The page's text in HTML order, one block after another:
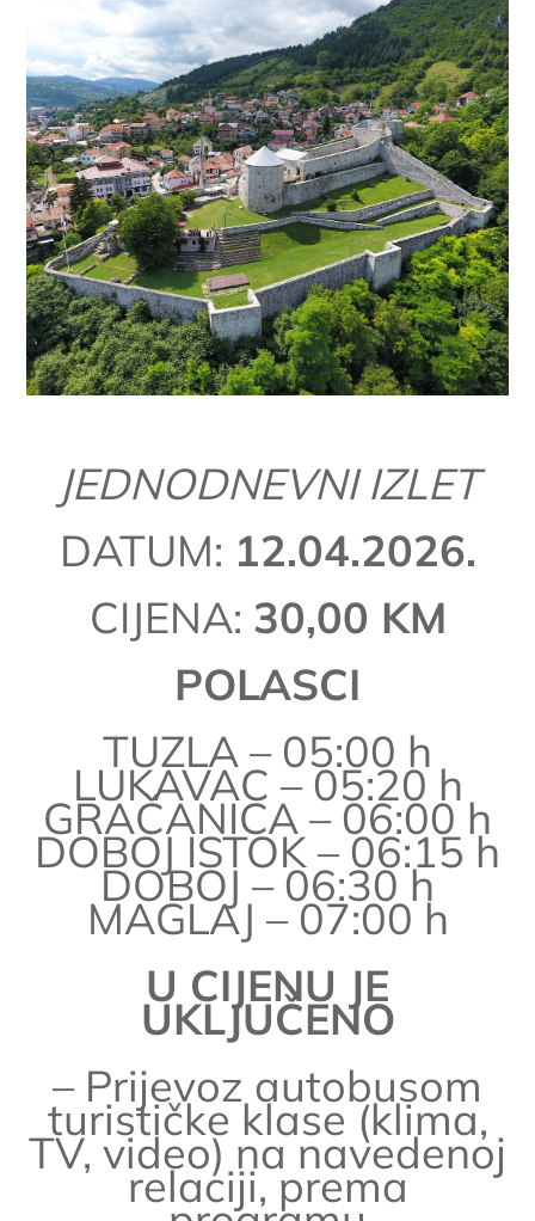
JEDNODNEVNI IZLET
DATUM: 12.04.2026.
CIJENA: 30,00 KM
POLASCI
TUZLA – 05:00 h
LUKAVAC – 05:20 h
GRAČANICA – 06:00 h
DOBOJ ISTOK – 06:15 h
DOBOJ – 06:30 h
MAGLAJ – 07:00 h
U CIJENU JE
UKLJUČENO
– Prijevoz autobusom
turističke klase (klima,
TV, video) na navedenoj
relaciji, prema